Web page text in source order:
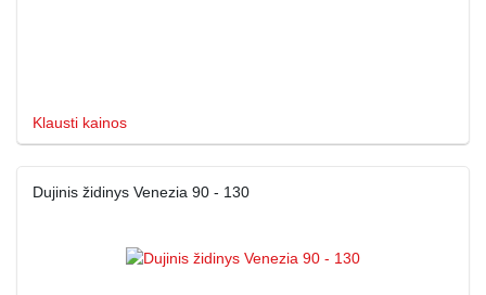
Klausti kainos
Dujinis židinys Venezia 90 - 130